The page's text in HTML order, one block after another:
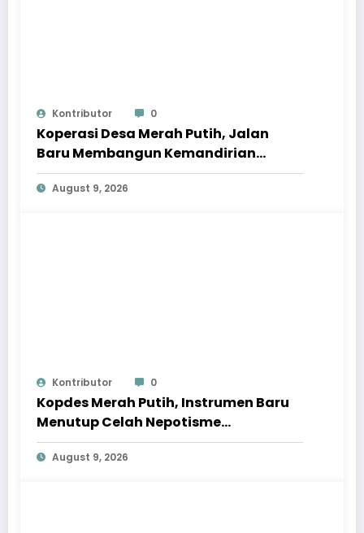
Kontributor 0
Koperasi Desa Merah Putih, Jalan
Baru Membangun Kemandirian
Ekonomi Papua
August 9, 2026
Kontributor 0
Kopdes Merah Putih, Instrumen Baru
Menutup Celah Nepotisme
Penyaluran Bansos
August 9, 2026